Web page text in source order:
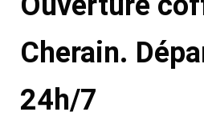
Cherain.
24h/7